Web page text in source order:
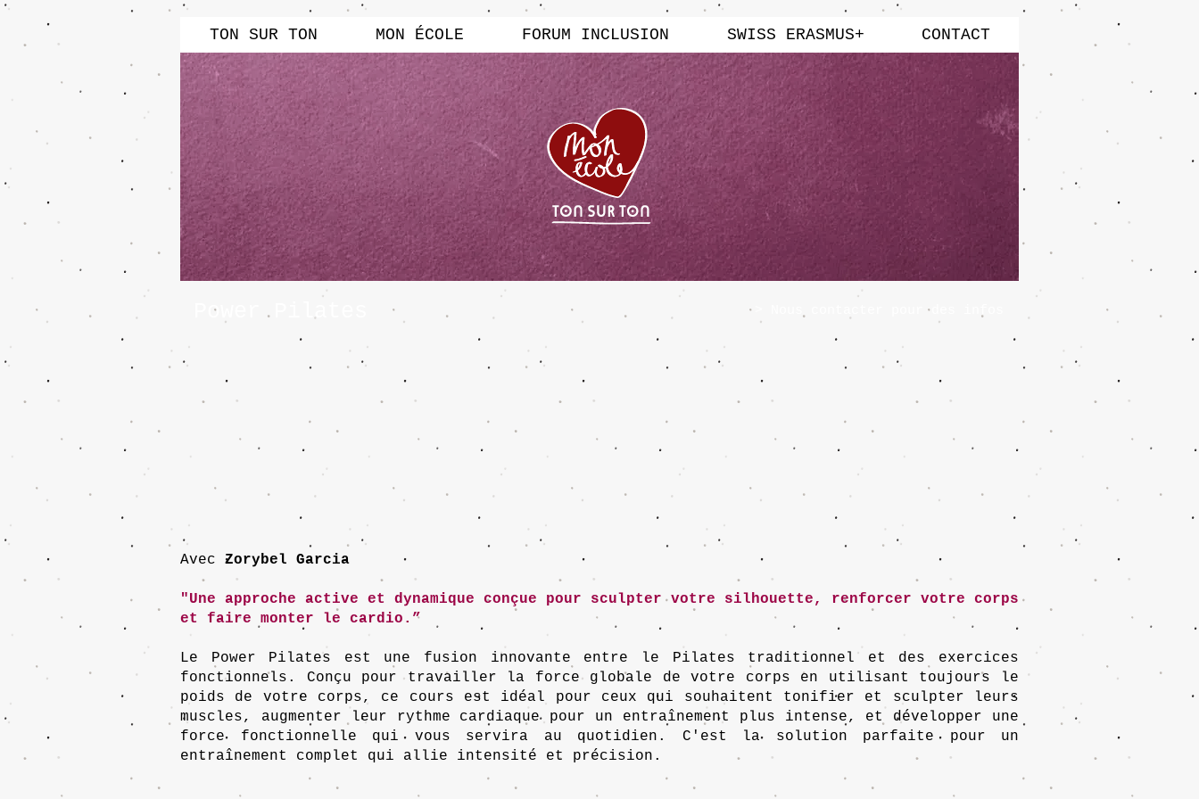
TON SUR TON MON ÉCOLE FORUM INCLUSION SWISS ERASMUS+ CONTACT
Power Pilates > Nous contacter pour des infos
Avec Zorybel Garcia
"Une approche active et dynamique conçue pour sculpter votre silhouette, renforcer votre corps
et faire monter le cardio.”
Le Power Pilates est une fusion innovante entre le Pilates traditionnel et des exercices
fonctionnels. Conçu pour travailler la force globale de votre corps en utilisant toujours le
poids de votre corps, ce cours est idéal pour ceux qui souhaitent tonifier et sculpter leurs
muscles, augmenter leur rythme cardiaque pour un entraînement plus intense, et développer une
force fonctionnelle qui vous servira au quotidien. C'est la solution parfaite pour un
entraînement complet qui allie intensité et précision.